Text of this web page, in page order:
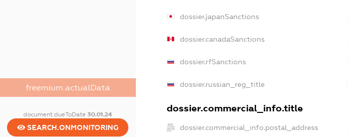
freemium.actualData
document.dueToDate30.01.24
SEARCH.ONMONITORING
dossier.japanSanctions
dossier.canadaSanctions
dossier.rfSanctions
dossier.russian_reg_title
dossier.commercial_info.title
dossier.commercial_info.postal_address